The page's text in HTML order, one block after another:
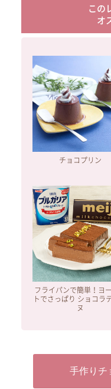
この
オ
チョコプリン
フライパンで簡単！ヨ
トでさっぱり ショコラ
ヌ
手作りチ